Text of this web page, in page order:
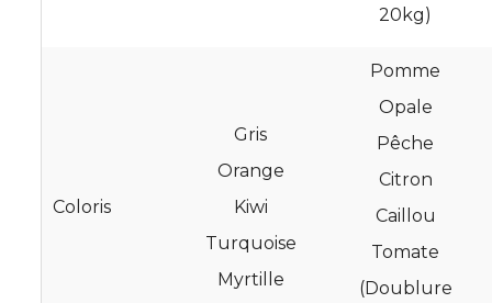
20kg)
Coloris
Gris
Orange
Kiwi
Turquoise
Myrtille
Pomme
Opale
Pêche
Citron
Caillou
Tomate
(Doublure